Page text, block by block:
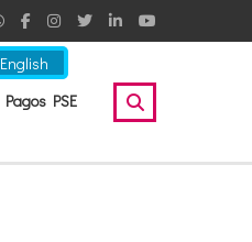
English
Pagos PSE